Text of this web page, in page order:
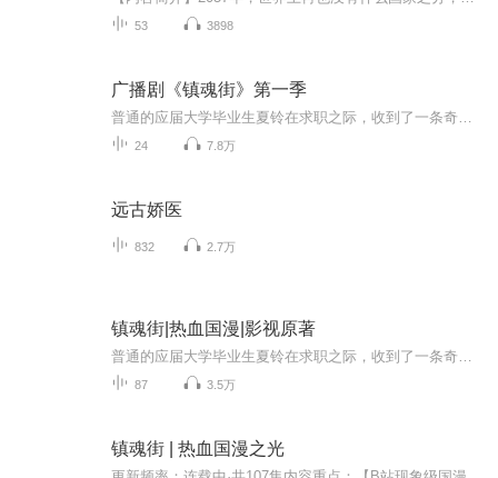
53 3898
广播剧《镇魂街》第一季
24 7.8万
远古娇医
832 2.7万
镇魂街|热血国漫|影视原著
87 3.5万
镇魂街 | 热血国漫之光